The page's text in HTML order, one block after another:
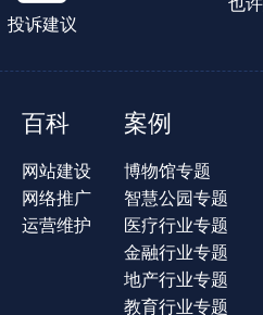
投诉建议
也
百科
网站建设
网络推广
运营维护
案例
博物馆专题
智慧公园专题
医疗行业专题
金融行业专题
地产行业专题
教育行业专题